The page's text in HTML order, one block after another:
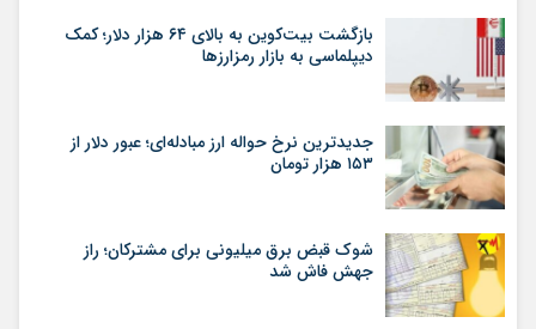
بازگشت بیت‌کوین به بالای ۶۴ هزار دلار؛ کمک
دیپلماسی به بازار رمزارزها
جدیدترین نرخ حواله ارز مبادله‌ای؛ عبور دلار از
۱۵۳ هزار تومان
شوک قبض برق میلیونی برای مشترکان؛ راز
جهش فاش شد